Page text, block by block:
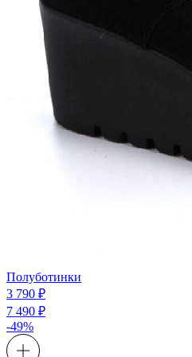
Полуботинки
3 790 ₽
7 490 ₽
-49%